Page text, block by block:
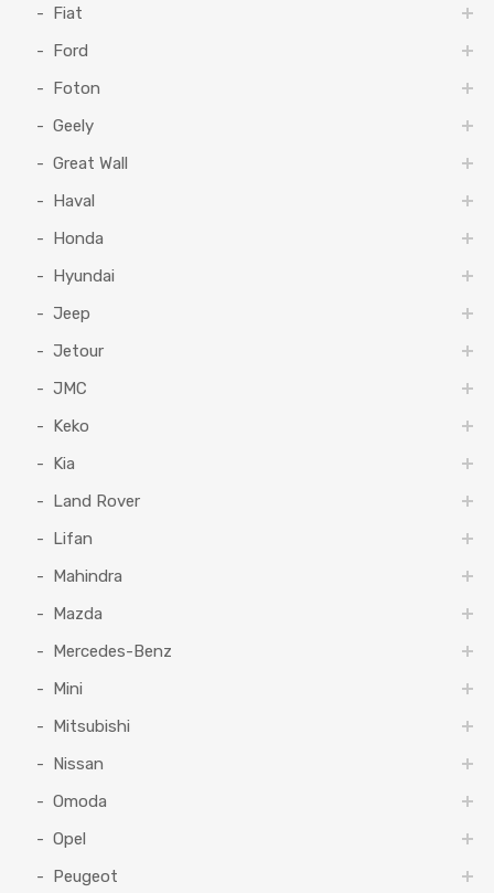
Fiat
Ford
Foton
Geely
Great Wall
Haval
Honda
Hyundai
Jeep
Jetour
JMC
Keko
Kia
Land Rover
Lifan
Mahindra
Mazda
Mercedes-Benz
Mini
Mitsubishi
Nissan
Omoda
Opel
Peugeot